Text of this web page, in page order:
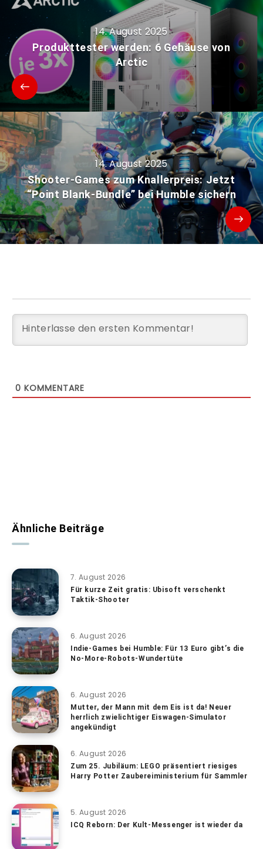
14. August 2025
Produkttester werden: 6 Gehäuse von
Arctic
14. August 2025
Shooter-Games zum Knallerpreis: Jetzt
“Point Blank-Bundle” bei Humble sichern
0 KOMMENTARE
Ähnliche Beiträge
7. August 2026
Für kurze Zeit gratis: Ubisoft verschenkt
Taktik-Shooter
6. August 2026
Indie-Games bei Humble: Für 13 Euro gibt’s die
No-More-Robots-Wundertüte
6. August 2026
Mutter, der Mann mit dem Eis ist da! Neuer
herrlich zwielichtiger Eiswagen-Simulator
angekündigt
6. August 2026
Zum 25. Jubiläum: LEGO präsentiert riesiges
Harry Potter Zaubereiministerium für Sammler
5. August 2026
ICQ Reborn: Der Kult-Messenger ist wieder da